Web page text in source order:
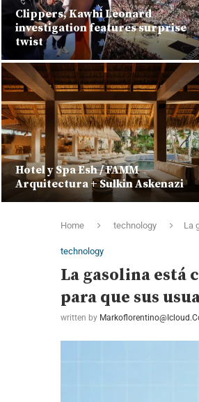
Clippers, Kawhi Leonard
investigation features surprise
twist
Hotel y Spa Esh / FAMM
Arquitectura + Sulkin Askenazi
Home technology La
technology
La gasolina está
para que sus
written by